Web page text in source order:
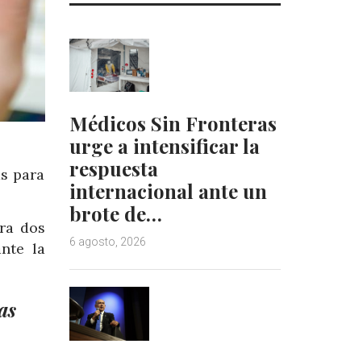
para
dos
la
Médicos Sin Fronteras
urge a intensificar la
respuesta
internacional ante un
brote de…
6 agosto, 2026